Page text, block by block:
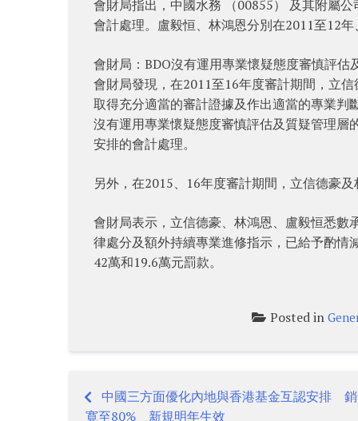
會財局指出，中國水務 （00855） 及其附屬
會計處理。盧毅恒、林鴻恩分別在2011至12年
會財局：BDO沒有運用專業懷疑態度審慎評估
會財局發現，在2011至16年度審計期間，立
取得充分適當的審計證據及作出適當的專業判
沒有運用專業懷疑態度審慎評估及質疑管理層
安排的會計處理。
另外，在2015、16年度審計期間，立信德豪
會財局表示，立信德豪、林鴻恩、盧毅恒悉
律處分及額外持續專業進修指示，已給予酌情
42萬和19.6萬元罰款。
Posted in
Post
中國三方面優化內地與香港基金互認安排
寛至80% 新規明年生效